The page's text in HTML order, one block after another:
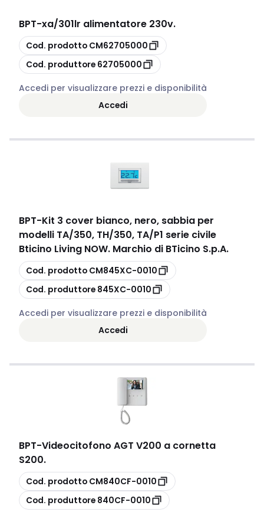
BPT-xa/301lr alimentatore 230v.
copia
Cod. prodotto CM62705000
copia
Cod. produttore 62705000
Accedi per visualizzare prezzi e disponibilità
Accedi
BPT-Kit 3 cover bianco, nero, sabbia per
modelli TA/350, TH/350, TA/P1 serie civile
Bticino Living NOW. Marchio di BTicino S.p.A.
copia
Cod. prodotto CM845XC-0010
copia
Cod. produttore 845XC-0010
Accedi per visualizzare prezzi e disponibilità
Accedi
BPT-Videocitofono AGT V200 a cornetta
S200.
copia
Cod. prodotto CM840CF-0010
copia
Cod. produttore 840CF-0010